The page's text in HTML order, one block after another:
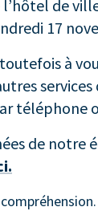
de
17
à
téléphone
de notre